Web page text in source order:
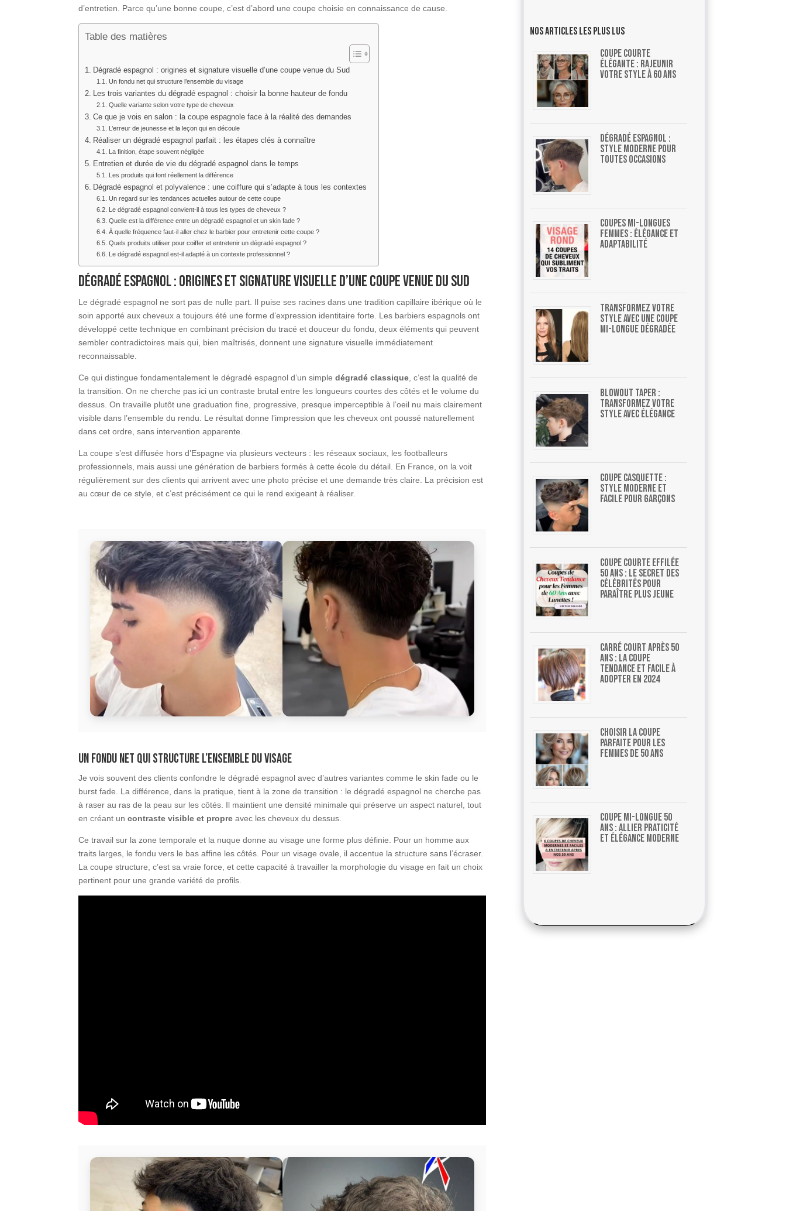
d’entretien. Parce qu’une bonne coupe, c’est d’abord une coupe choisie en connaissance de cause.
Table des matières
Dégradé espagnol : origines et signature visuelle d’une coupe venue du Sud
Un fondu net qui structure l’ensemble du visage
Les trois variantes du dégradé espagnol : choisir la bonne hauteur de fondu
Quelle variante selon votre type de cheveux
Ce que je vois en salon : la coupe espagnole face à la réalité des demandes
L’erreur de jeunesse et la leçon qui en découle
Réaliser un dégradé espagnol parfait : les étapes clés à connaître
La finition, étape souvent négligée
Entretien et durée de vie du dégradé espagnol dans le temps
Les produits qui font réellement la différence
Dégradé espagnol et polyvalence : une coiffure qui s’adapte à tous les contextes
Un regard sur les tendances actuelles autour de cette coupe
Le dégradé espagnol convient-il à tous les types de cheveux ?
Quelle est la différence entre un dégradé espagnol et un skin fade ?
À quelle fréquence faut-il aller chez le barbier pour entretenir cette coupe ?
Quels produits utiliser pour coiffer et entretenir un dégradé espagnol ?
Le dégradé espagnol est-il adapté à un contexte professionnel ?
Dégradé espagnol : origines et signature visuelle d’une coupe venue du Sud
Le dégradé espagnol ne sort pas de nulle part. Il puise ses racines dans une tradition capillaire ibérique où le
soin apporté aux cheveux a toujours été une forme d’expression identitaire forte. Les barbiers espagnols ont
développé cette technique en combinant précision du tracé et douceur du fondu, deux éléments qui peuvent
sembler contradictoires mais qui, bien maîtrisés, donnent une signature visuelle immédiatement
reconnaissable.
Ce qui distingue fondamentalement le dégradé espagnol d’un simpledégradé classique , c’est la qualité de
la transition. On ne cherche pas ici un contraste brutal entre les longueurs courtes des côtés et le volume du
dessus. On travaille plutôt une graduation fine, progressive, presque imperceptible à l’oeil nu mais clairement
visible dans l’ensemble du rendu. Le résultat donne l’impression que les cheveux ont poussé naturellement
dans cet ordre, sans intervention apparente.
La coupe s’est diffusée hors d’Espagne via plusieurs vecteurs : les réseaux sociaux, les footballeurs
professionnels, mais aussi une génération de barbiers formés à cette école du détail. En France, on la voit
régulièrement sur des clients qui arrivent avec une photo précise et une demande très claire. La précision est
au cœur de ce style, et c’est précisément ce qui le rend exigeant à réaliser.
Un fondu net qui structure l’ensemble du visage
Je vois souvent des clients confondre le dégradé espagnol avec d’autres variantes comme le skin fade ou le
burst fade. La différence, dans la pratique, tient à la zone de transition : le dégradé espagnol ne cherche pas
à raser au ras de la peau sur les côtés. Il maintient une densité minimale qui préserve un aspect naturel, tout
en créant uncontraste visible et propre avec les cheveux du dessus.
Ce travail sur la zone temporale et la nuque donne au visage une forme plus définie. Pour un homme aux
traits larges, le fondu vers le bas affine les côtés. Pour un visage ovale, il accentue la structure sans l’écraser.
La coupe structure, c’est sa vraie force, et cette capacité à travailler la morphologie du visage en fait un choix
pertinent pour une grande variété de profils.
Nos articles les plus lus
Coupe courte
élégante : rajeunir
votre style à 60 ans
Dégradé espagnol :
style moderne pour
toutes occasions
Coupes mi-longues
femmes : élégance et
adaptabilité
Transformez votre
style avec une coupe
mi-longue dégradée
Blowout Taper :
Transformez Votre
Style Avec Élégance
Coupe casquette :
style moderne et
facile pour garçons
Coupe courte effilée
50 ans : le secret des
célébrités pour
paraître plus jeune
Carré court après 50
ans : la coupe
tendance et facile à
adopter en 2024
Choisir la coupe
parfaite pour les
femmes de 50 ans
Coupe mi-longue 50
ans : allier praticité
et élégance moderne